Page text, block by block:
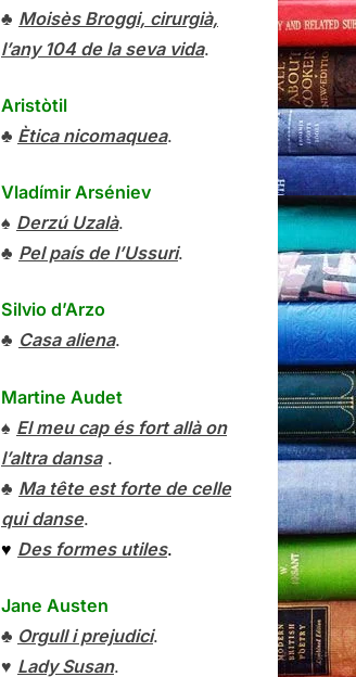
♣ Moisès Broggi, cirurgià,
l’any 104 de la seva vida.
Aristòtil
♣ Ètica nicomaquea.
Vladímir Arséniev
♠ Derzú Uzalà.
♣ Pel país de l’Ussuri.
Silvio d’Arzo
♣ Casa aliena.
Martine Audet
♠ El meu cap és fort allà on
l’altra dansa.
♣ Ma tête est forte de celle
qui danse.
♥ Des formes utiles.
Jane Austen
♣ Orgull i prejudici.
♥ Lady Susan.